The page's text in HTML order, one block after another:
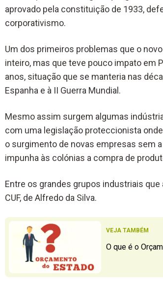
aprovado pela constituição de 1933,
corporativismo.
Um dos primeiros problemas que o
inteiro, mas que teve pouco impato em
anos, situação que se manteria nas
Espanha e à II Guerra Mundial.
Mesmo assim surgem algumas
com uma legislação proteccionista
o surgimento de novas empresas sem
impunha às colónias a compra de
Entre os grandes grupos industriais que
CUF, de Alfredo da Silva.
VEJA TAMBÉM
O que é o